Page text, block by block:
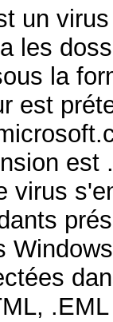
un
les
la
est
est
virus